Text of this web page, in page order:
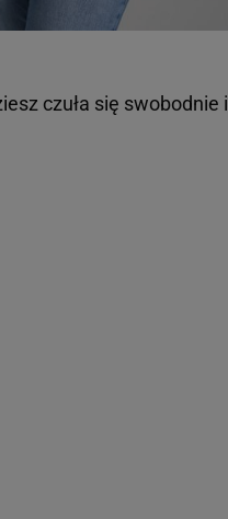
czuła się swobodnie i